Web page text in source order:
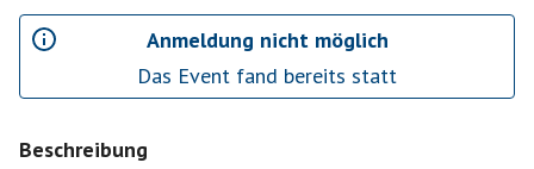
Anmeldung nicht möglich
Das Event fand bereits statt
Beschreibung